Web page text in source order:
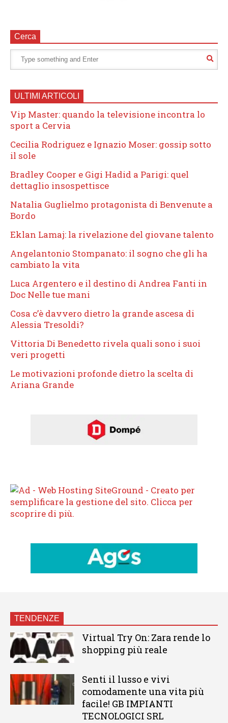
Cerca
ULTIMI ARTICOLI
Vip Master: quando la televisione incontra lo
sport a Cervia
Cecilia Rodriguez e Ignazio Moser: gossip sotto
il sole
Bradley Cooper e Gigi Hadid a Parigi: quel
dettaglio insospettisce
Natalia Guglielmo protagonista di Benvenute a
Bordo
Eklan Lamaj: la rivelazione del giovane talento
Angelantonio Stompanato: il sogno che gli ha
cambiato la vita
Luca Argentero e il destino di Andrea Fanti in
Doc Nelle tue mani
Cosa c’è davvero dietro la grande ascesa di
Alessia Tresoldi?
Vittoria Di Benedetto rivela quali sono i suoi
veri progetti
Le motivazioni profonde dietro la scelta di
Ariana Grande
TENDENZE
Virtual Try On: Zara rende lo
shopping più reale
Senti il lusso e vivi
comodamente una vita più
facile! GB IMPIANTI
TECNOLOGICI SRL